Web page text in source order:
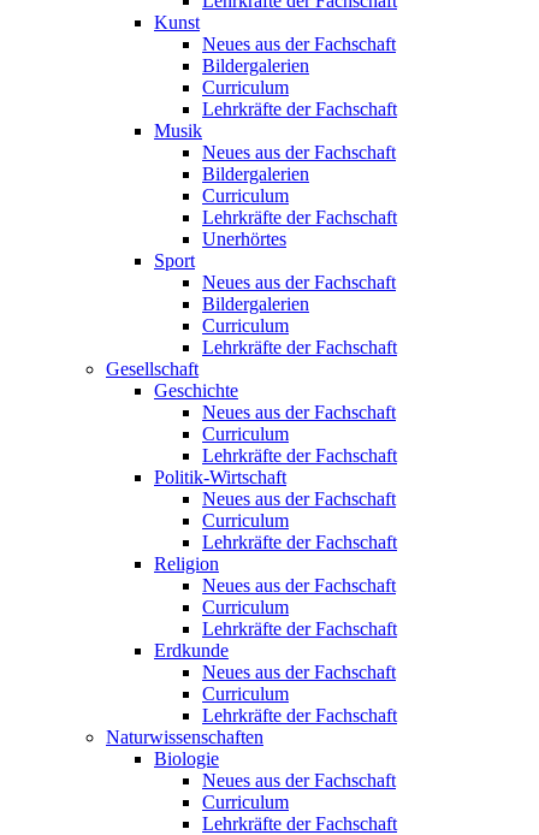
Kunst
Neues aus der Fachschaft
Bildergalerien
Curriculum
Lehrkräfte der Fachschaft
Musik
Neues aus der Fachschaft
Bildergalerien
Curriculum
Lehrkräfte der Fachschaft
Unerhörtes
Sport
Neues aus der Fachschaft
Bildergalerien
Curriculum
Lehrkräfte der Fachschaft
Gesellschaft
Geschichte
Neues aus der Fachschaft
Curriculum
Lehrkräfte der Fachschaft
Politik-Wirtschaft
Neues aus der Fachschaft
Curriculum
Lehrkräfte der Fachschaft
Religion
Neues aus der Fachschaft
Curriculum
Lehrkräfte der Fachschaft
Erdkunde
Neues aus der Fachschaft
Curriculum
Lehrkräfte der Fachschaft
Naturwissenschaften
Biologie
Neues aus der Fachschaft
Curriculum
Lehrkräfte der Fachschaft